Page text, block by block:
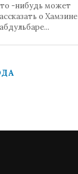
-нибудь может
о Хамзине